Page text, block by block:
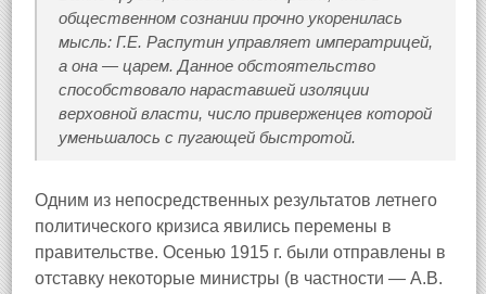
общественном сознании прочно укоренилась
мысль: Г.Е. Распутин управляет императрицей,
а она — царем. Данное обстоятельство
способствовало нараставшей изоляции
верховной власти, число приверженцев которой
уменьшалось с пугающей быстротой.
Одним из непосредственных результатов летнего
политического кризиса явились перемены в
правительстве. Осенью 1915 г. были отправлены в
отставку некоторые министры (в частности — А.В.